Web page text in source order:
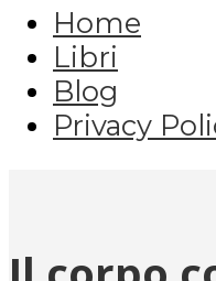
Home
Libri
Blog
Privacy